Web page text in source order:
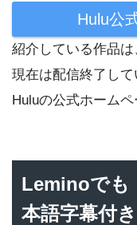
Hulu公
紹介している作品は
現在は配信終了し
Huluの公式ホーム
Leminoでも
本語字幕付